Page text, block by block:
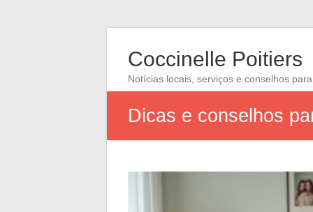
Coccinelle Poitiers
Notícias locais, serviços e conselhos
Dicas e conselhos